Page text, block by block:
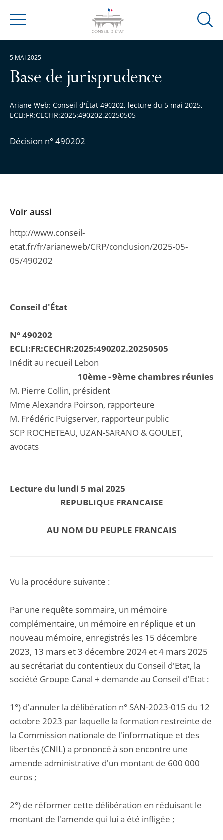
Menu
Ouvrir
Base de jurisprudence
Ariane Web: Conseil d'État 490202, lecture du 5 mai 2025,
ECLI:FR:CECHR:2025:490202.20250505
Décision n° 490202
5 MAI 2025
Conseil d'État
N° 490202
ECLI:FR:CECHR:2025:490202.20250505
Inédit au recueil Lebon
10ème - 9ème chambres réunies
M. Pierre Collin, président
Mme Alexandra Poirson, rapporteure
M. Frédéric Puigserver, rapporteur public
SCP ROCHETEAU, UZAN-SARANO & GOULET,
avocats
Lecture du lundi 5 mai 2025
REPUBLIQUE FRANCAISE
AU NOM DU PEUPLE FRANCAIS
Vu la procédure suivante :
Par une requête sommaire, un mémoire
complémentaire, un mémoire en réplique et un
nouveau mémoire, enregistrés les 15 décembre
2023, 13 mars et 3 décembre 2024 et 4 mars 2025
au secrétariat du contentieux du Conseil d'Etat, la
société Groupe Canal + demande au Conseil d'Etat :
1°) d'annuler la délibération n° SAN-2023-015 du 12
octobre 2023 par laquelle la formation restreinte de
la Commission nationale de l'informatique et des
libertés (CNIL) a prononcé à son encontre une
amende administrative d'un montant de 600 000
euros ;
2°) de réformer cette délibération en réduisant le
montant de l'amende qui lui a été infligée ;
Voir aussi
http://www.conseil-
etat.fr/fr/arianeweb/CRP/conclusion/2025-05-
05/490202